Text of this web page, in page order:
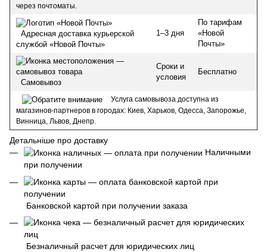
через почтоматы.
Адресная доставка курьерской
службой «Новой Почты»
1–3 дня
По тарифам
«Новой
Почты»
Самовывоз
Сроки и
условия
Бесплатно
Услуга самовывоза доступна из
магазинов-партнеров в городах: Киев, Харьков, Одесса, Запорожье,
Винница, Львов, Днепр.
Детальніше про доставку
Наличными
при получении
Банковской картой при получении заказа
Безналичный расчет для юридических лиц